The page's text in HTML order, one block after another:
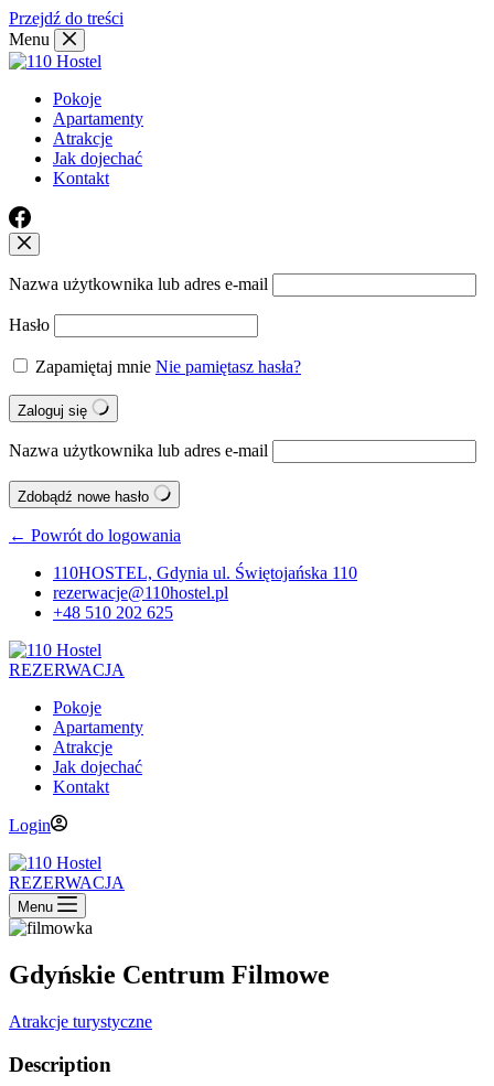
Przejdź do treści
Menu
Pokoje
Apartamenty
Atrakcje
Jak dojechać
Kontakt
Nazwa użytkownika lub adres e-mail
Hasło
Zapamiętaj mnie Nie pamiętasz hasła?
Zaloguj się
Nazwa użytkownika lub adres e-mail
Zdobądź nowe hasło
← Powrót do logowania
110HOSTEL, Gdynia ul. Świętojańska 110
rezerwacje@110hostel.pl
+48 510 202 625
REZERWACJA
Pokoje
Apartamenty
Atrakcje
Jak dojechać
Kontakt
Login
REZERWACJA
Menu
Gdyńskie Centrum Filmowe
Atrakcje turystyczne
Description